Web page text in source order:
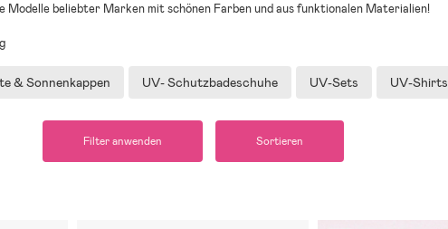
Modelle beliebter Marken mit schönen Farben und aus funktionalen Materialien!
& Sonnenkappen UV- Schutzbadeschuhe UV-Sets UV-Shirts
Filter anwenden Sortieren